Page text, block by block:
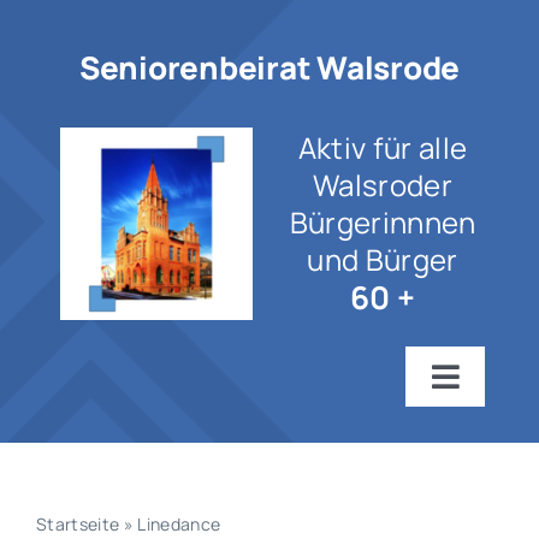
springenSeniorenbeirat Walsrode
Aktiv für alle
Walsroder
Bürgerinnnen
und Bürger
60 +
Toggle
Startseite
Wir über uns
Startseite » Linedance